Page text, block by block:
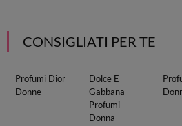
CONSIGLIATI PER TE
Profumi Dior
Donne
Dolce E
Gabbana
Profumi
Donna